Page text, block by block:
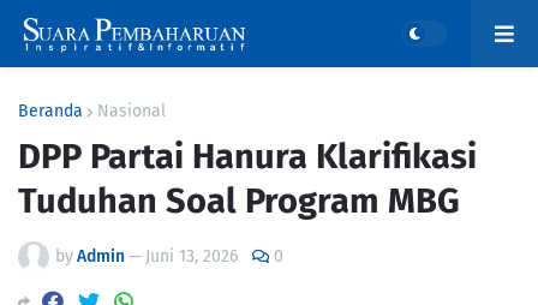
Beranda Nasional
DPP Partai Hanura Klarifikasi
Tuduhan Soal Program MBG
byAdmin— Juni 13, 2026 0